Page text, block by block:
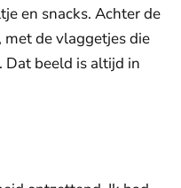
en snacks. Achter de
de vlaggetjes die
Dat beeld is altijd in